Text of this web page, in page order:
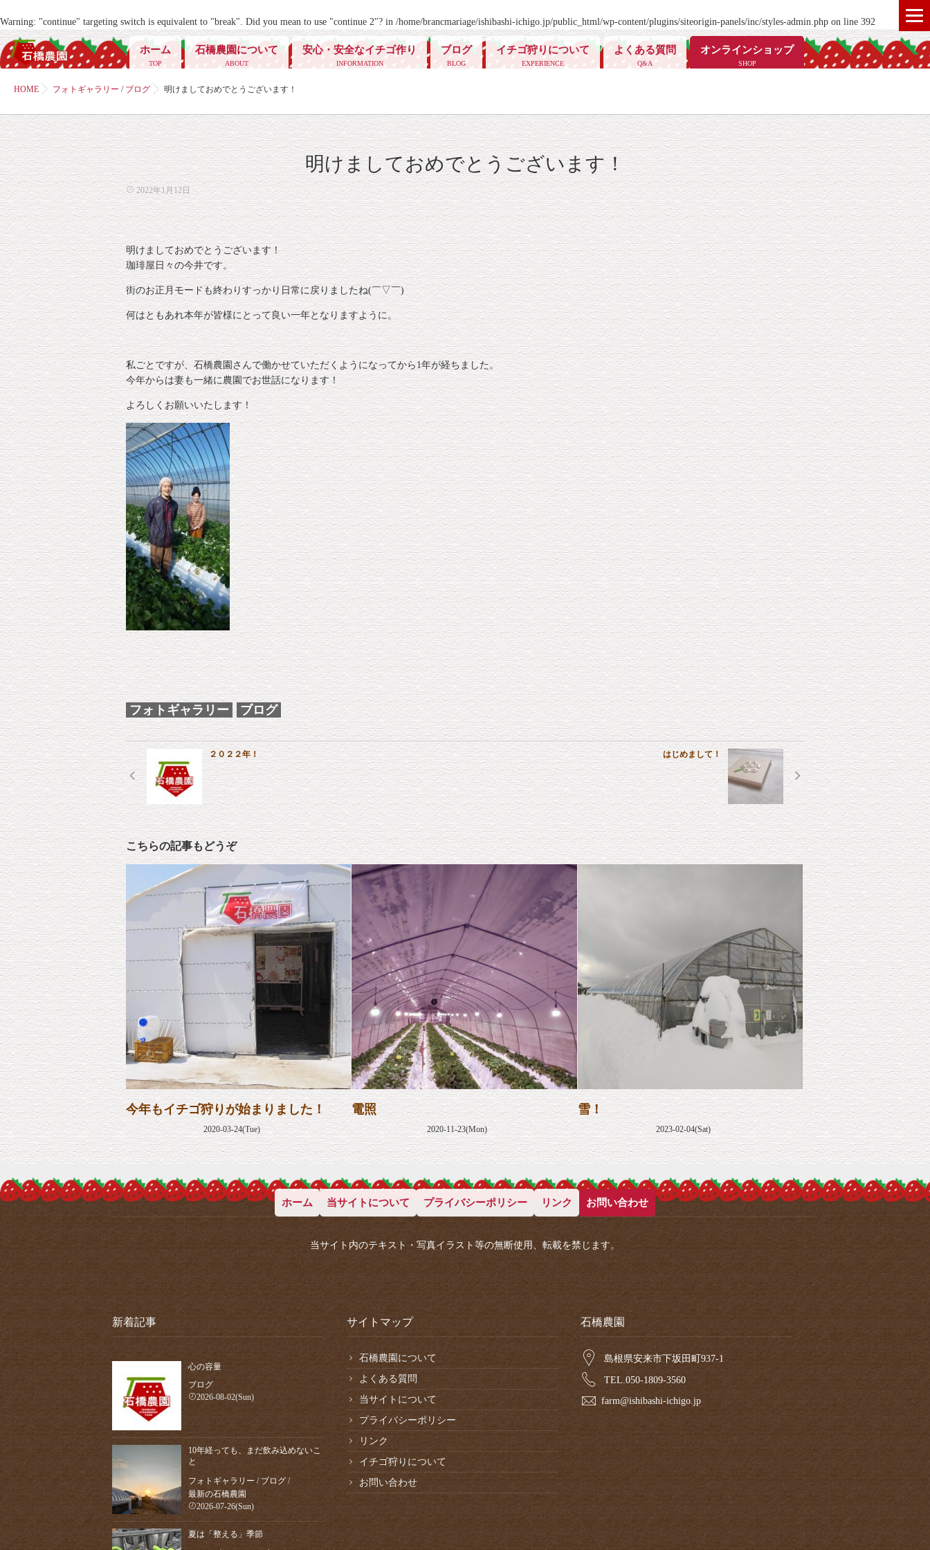
Warning: "continue" targeting switch is equivalent to "break". Did you mean to use "continue 2"? in /home/brancmariage/ishibashi-ichigo.jp/public_html/wp-content/plugins/siteorigin-panels/inc/styles-admin.php on line 392
ホーム
TOP
石橋農園について
ABOUT
安心・安全なイチゴ作り
INFORMATION
ブログ
BLOG
イチゴ狩りについて
EXPERIENCE
よくある質問
Q&A
オンラインショップ
SHOP
HOME フォトギャラリー / ブログ 明けましておめでとうございます！
明けましておめでとうございます！
2022年1月12日
明けましておめでとうございます！
珈琲屋日々の今井です。
街のお正月モードも終わりすっかり日常に戻りましたね(￣▽￣)
何はともあれ本年が皆様にとって良い一年となりますように。
私ごとですが、石橋農園さんで働かせていただくようになってから1年が経ちました。
今年からは妻も一緒に農園でお世話になります！
よろしくお願いいたします！
フォトギャラリー ブログ
２０２２年！ はじめまして！
こちらの記事もどうぞ
今年もイチゴ狩りが始まりました！
2020-03-24(Tue)
電照
2020-11-23(Mon)
雪！
2023-02-04(Sat)
ホーム 当サイトについて プライバシーポリシー リンク お問い合わせ
当サイト内のテキスト・写真イラスト等の無断使用、転載を禁じます。
新着記事
心の容量
ブログ
2026-08-02(Sun)
10年経っても、まだ飲み込めないこ
と
フォトギャラリー / ブログ /
最新の石橋農園
2026-07-26(Sun)
夏は「整える」季節
サイトマップ
石橋農園について
よくある質問
当サイトについて
プライバシーポリシー
リンク
イチゴ狩りについて
お問い合わせ
石橋農園
島根県安来市下坂田町937-1
TEL.050-1809-3560
farm@ishibashi-ichigo.jp